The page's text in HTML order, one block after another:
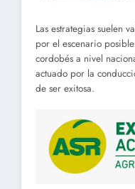
Las estrategias suelen
por el escenario
cordobés a nivel
actuado por la
de ser exitosa.